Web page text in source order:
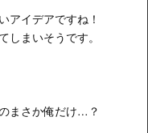
アイデアですね！
しまいそうです。
まさか俺だけ…？